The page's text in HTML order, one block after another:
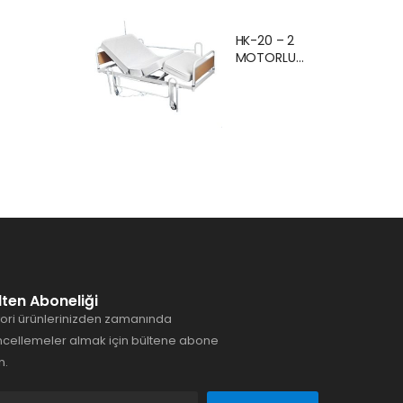
Karyolası
Hasta Yatağı
HK-20 – 2
MOTORLU
Aboneliği
ürünlerinizden zamanında
almak için bültene abone